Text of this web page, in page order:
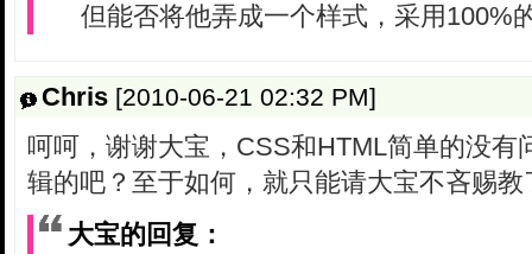
但能否将他弄成一个样式，采用100%
Chris [2010-06-21 02:32 PM]
呵呵，谢谢大宝，CSS和HTML简单的没有
辑的吧？至于如何，就只能请大宝不吝赐教
大宝的回复：